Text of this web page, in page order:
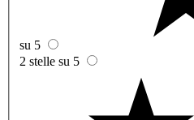
su 5
2 stelle su 5